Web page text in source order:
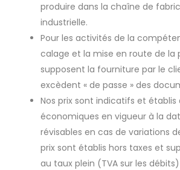
produire dans la chaîne de
industrielle.
Pour les activités de la
calage et la mise en route de la
supposent la fourniture par le
excèdent « de passe » des
Nos prix sont indicatifs et établis
économiques en vigueur à la
révisables en cas de variations
prix sont établis hors taxes et
au taux plein (TVA sur les débits)